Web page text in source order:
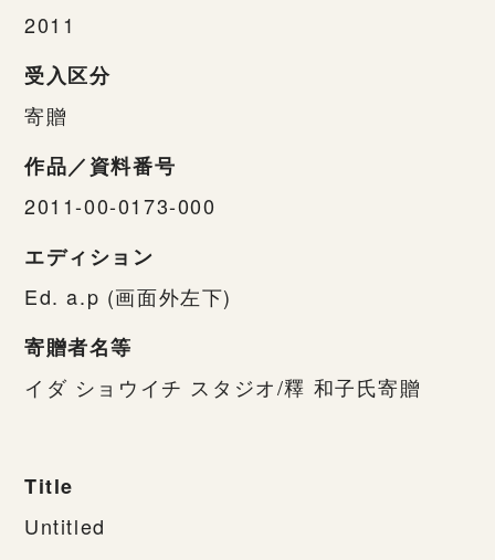
2011
受入区分
寄贈
作品／資料番号
2011-00-0173-000
エディション
Ed. a.p (画面外左下)
寄贈者名等
イダ ショウイチ スタジオ/釋 和子氏寄贈
Title
Untitled